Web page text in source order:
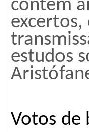
contém
excertos,
estudos
Votos de